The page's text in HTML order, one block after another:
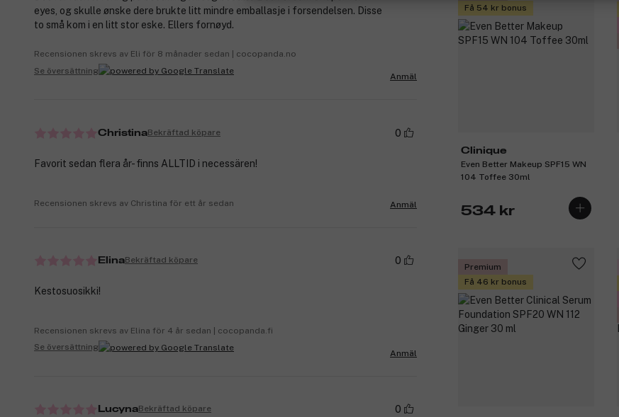
Få 54 kr bonus
Clinique
Even Better Makeup SPF15 WN
104 Toffee 30ml
534 kr
Premium
Få 46 kr bonus
eyes, og skulle ønske dere brukte litt mindre emballasje i forsendelsen. Disse
to små kom i en litt stor eske. Ellers fornøyd.
Recensionen skrevs av Eli för 8 månader sedan | cocopanda.no
Se översättning
Anmäl
ChristinaBekräftad köpare 0
Favorit sedan flera år- finns ALLTID i necessären!
Recensionen skrevs av Christina för ett år sedan Anmäl
ElinaBekräftad köpare 0
Kestosuosikki!
Recensionen skrevs av Elina för 4 år sedan | cocopanda.fi
Se översättning
Anmäl
LucynaBekräftad köpare 0